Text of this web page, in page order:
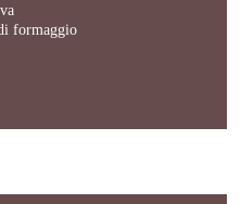
formaggio